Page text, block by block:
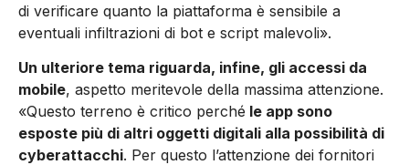
di verificare quanto la piattaforma è sensibile a
eventuali infiltrazioni di bot e script malevoli».
Un ulteriore tema riguarda, infine, gli accessi da
mobile, aspetto meritevole della massima attenzione.
«Questo terreno è critico perché le app sono
esposte più di altri oggetti digitali alla possibilità di
cyberattacchi. Per questo l’attenzione dei fornitori